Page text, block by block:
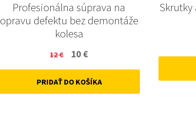
Profesionálna súprava na
opravu defektu bez demontáže
kolesa
12€
Original
price
was:
10 €
price
is:
PRIDAŤ DO KOŠÍKA
Skrutky